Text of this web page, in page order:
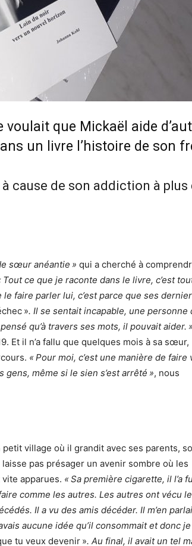
voulait que Mickaël aide
un livre l’histoire de son
cause de son addiction à plus
sœur anéantie » qui a cherché à
Tout ce que je raconte dans le livre, c’est
faire parler lui, c’est parce que ses
». Il se sentait incapable, une personne
qu’à travers ses mots, il pouvait aider. »
Et il n’a fallu que quelques mois à sa sœur,
« Pour moi, c’est une manière de faire
même si le sien s’est arrêté », nous
village où il grandit avec ses parents,
pas présager un avenir sombre où les
apparues. « Sa première cigarette, il l’a
comme les autres. Les autres ont vécu
Il a vu des amis décéder. Il m’en
aucune idée qu’il consommait et donc
tu veux devenir ». Au final, il avait un tel